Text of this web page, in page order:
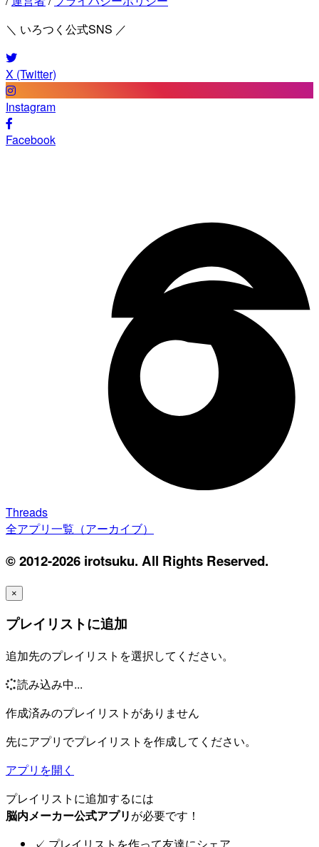
＼ いろつく公式SNS ／
X (Twitter)
Instagram
Facebook
Threads
全アプリ一覧（アーカイブ）
© 2012-2026 irotsuku. All Rights Reserved.
×
プレイリストに追加
追加先のプレイリストを選択してください。
読み込み中...
作成済みのプレイリストがありません
先にアプリでプレイリストを作成してください。
アプリを開く
プレイリストに追加するには
脳内メーカー公式アプリが必要です！